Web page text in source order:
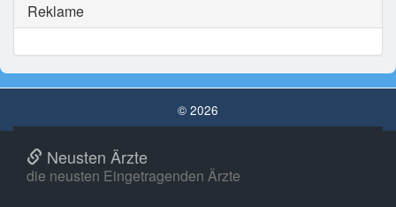
Reklame
© 2026
Neusten Ärzte
die neusten Eingetragenden Ärzte